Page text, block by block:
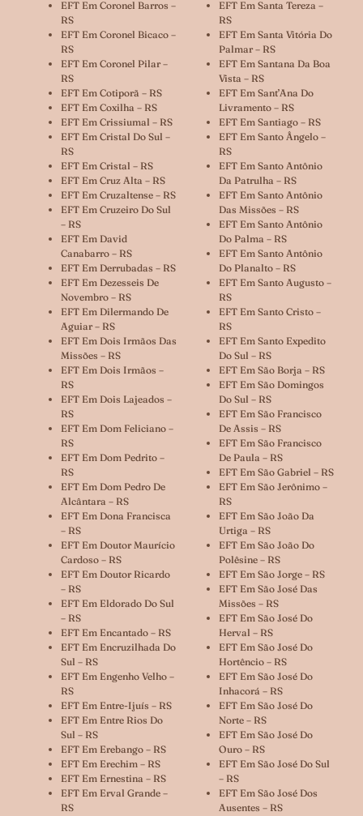
EFT Em Coronel Barros –
RS
EFT Em Coronel Bicaco –
RS
EFT Em Coronel Pilar –
RS
EFT Em Cotiporã – RS
EFT Em Coxilha – RS
EFT Em Crissiumal – RS
EFT Em Cristal Do Sul –
RS
EFT Em Cristal – RS
EFT Em Cruz Alta – RS
EFT Em Cruzaltense – RS
EFT Em Cruzeiro Do Sul
– RS
EFT Em David
Canabarro – RS
EFT Em Derrubadas – RS
EFT Em Dezesseis De
Novembro – RS
EFT Em Dilermando De
Aguiar – RS
EFT Em Dois Irmãos Das
Missões – RS
EFT Em Dois Irmãos –
RS
EFT Em Dois Lajeados –
RS
EFT Em Dom Feliciano –
RS
EFT Em Dom Pedrito –
RS
EFT Em Dom Pedro De
Alcântara – RS
EFT Em Dona Francisca
– RS
EFT Em Doutor Maurício
Cardoso – RS
EFT Em Doutor Ricardo
– RS
EFT Em Eldorado Do Sul
– RS
EFT Em Encantado – RS
EFT Em Encruzilhada Do
Sul – RS
EFT Em Engenho Velho –
RS
EFT Em Entre-Ijuís – RS
EFT Em Entre Rios Do
Sul – RS
EFT Em Erebango – RS
EFT Em Erechim – RS
EFT Em Ernestina – RS
EFT Em Erval Grande –
RS
EFT Em Santa Tereza –
RS
EFT Em Santa Vitória Do
Palmar – RS
EFT Em Santana Da Boa
Vista – RS
EFT Em Sant’Ana Do
Livramento – RS
EFT Em Santiago – RS
EFT Em Santo Ângelo –
RS
EFT Em Santo Antônio
Da Patrulha – RS
EFT Em Santo Antônio
Das Missões – RS
EFT Em Santo Antônio
Do Palma – RS
EFT Em Santo Antônio
Do Planalto – RS
EFT Em Santo Augusto –
RS
EFT Em Santo Cristo –
RS
EFT Em Santo Expedito
Do Sul – RS
EFT Em São Borja – RS
EFT Em São Domingos
Do Sul – RS
EFT Em São Francisco
De Assis – RS
EFT Em São Francisco
De Paula – RS
EFT Em São Gabriel – RS
EFT Em São Jerônimo –
RS
EFT Em São João Da
Urtiga – RS
EFT Em São João Do
Polêsine – RS
EFT Em São Jorge – RS
EFT Em São José Das
Missões – RS
EFT Em São José Do
Herval – RS
EFT Em São José Do
Hortêncio – RS
EFT Em São José Do
Inhacorá – RS
EFT Em São José Do
Norte – RS
EFT Em São José Do
Ouro – RS
EFT Em São José Do Sul
– RS
EFT Em São José Dos
Ausentes – RS